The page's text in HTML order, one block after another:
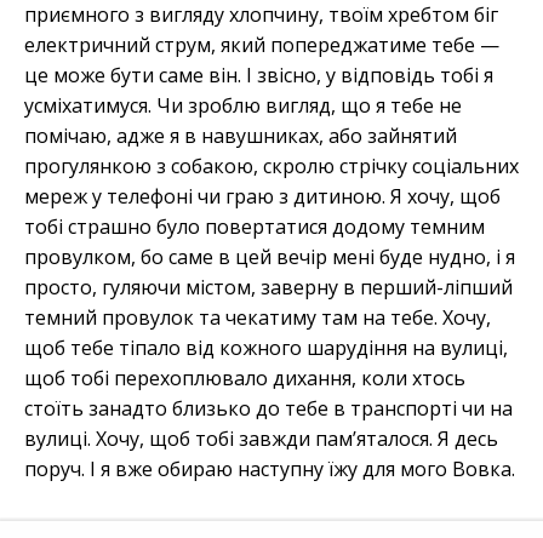
приємного з вигляду хлопчину, твоїм хребтом біг
електричний струм, який попереджатиме тебе —
це може бути саме він. І звісно, у відповідь тобі я
усміхатимуся. Чи зроблю вигляд, що я тебе не
помічаю, адже я в навушниках, або зайнятий
прогулянкою з собакою, скролю стрічку соціальних
мереж у телефоні чи граю з дитиною. Я хочу, щоб
тобі страшно було повертатися додому темним
провулком, бо саме в цей вечір мені буде нудно, і я
просто, гуляючи містом, заверну в перший-ліпший
темний провулок та чекатиму там на тебе. Хочу,
щоб тебе тіпало від кожного шарудіння на вулиці,
щоб тобі перехоплювало дихання, коли хтось
стоїть занадто близько до тебе в транспорті чи на
вулиці. Хочу, щоб тобі завжди пам’яталося. Я десь
поруч. І я вже обираю наступну їжу для мого Вовка.